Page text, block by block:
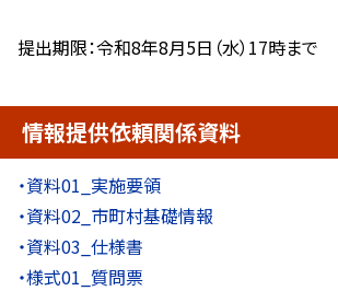
提出期限：令和8年8月5日（水）17時まで
情報提供依頼関係資料
・資料01_実施要領
・資料02_市町村基礎情報
・資料03_仕様書
・様式01_質問票